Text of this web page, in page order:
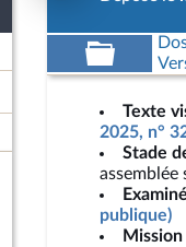
Texte
2025, n°
Stade
assemblée
publique)